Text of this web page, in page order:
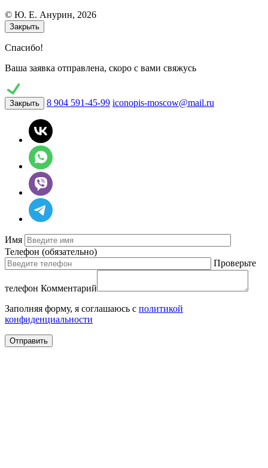
© Ю. E. Анурин, 2026
Закрыть
Спасибо!
Ваша заявка отправлена, скоро с вами свяжусь
Закрыть 8 904 591-45-99 iconopis-moscow@mail.ru
Имя
Телефон (обязательно)
Проверьте
телефон Комментарий
Заполняя форму, я соглашаюсь с политикой
конфиденциальности